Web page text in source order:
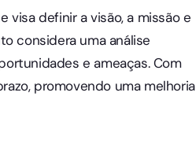
visa definir a visão, a missão e
considera uma análise
e ameaças. Com
promovendo uma melhoria